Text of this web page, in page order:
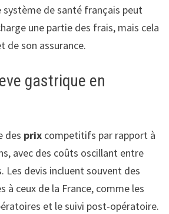
système de santé français peut
une partie des frais, mais cela
de son assurance.
gastrique en
des prixcompetitifs par rapport à
avec des coûts oscillant entre
Les devis incluent souvent des
à ceux de la France, comme les
et le suivi post-opératoire.